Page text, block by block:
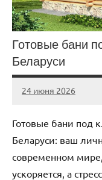
Готовые бани
Беларуси
24 июня 2026
Avtor
Нет
Готовые бани под
Беларуси: ваш
современном
ускоряется, а